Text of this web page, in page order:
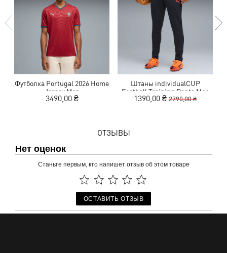
Футболка Portugal 2026 Home
Jersey Men
3490,00 ₴
Штаны individualCUP
Football Training Pants Men
1390,00 ₴ 2790,00 ₴
ОТЗЫВЫ
Нет оценок
Станьте первым, кто напишет отзыв об этом товаре
ОСТАВИТЬ ОТЗЫВ